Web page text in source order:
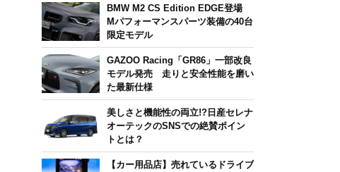
BMW M2 CS Edition EDGE登場
Mパフォーマンスパーツ装備の40台
限定モデル
GAZOO Racing「GR86」一部改良
モデル発売 走りと安全性能を磨い
た最新仕様
美しさと機能性の両立!?日産セレナ
オーテックのSNSでの絶賛ポイン
トとは？
【カー用品店】売れているドライブ